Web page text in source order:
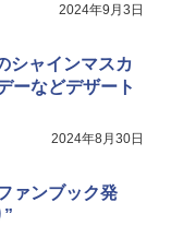
2段調理 コンベ
能
2024年9月3日
シャインマスカ
ーなどデザート
2024年8月30日
ァンブック発